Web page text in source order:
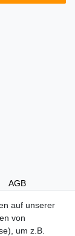
auf unserer
von
um z.B.
AGB
Kontakt